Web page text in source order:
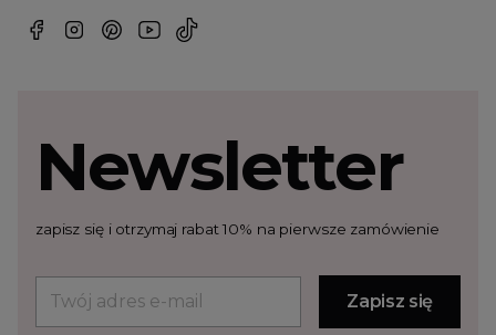
Newsletter
zapisz się i otrzymaj rabat 10% na pierwsze zamówienie